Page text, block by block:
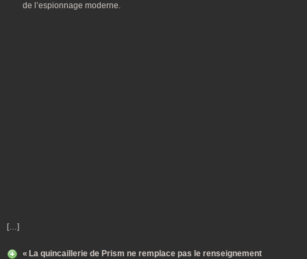
de l’espionnage moderne.
[…]
« La quincaillerie de Prism ne remplace pas le renseignement